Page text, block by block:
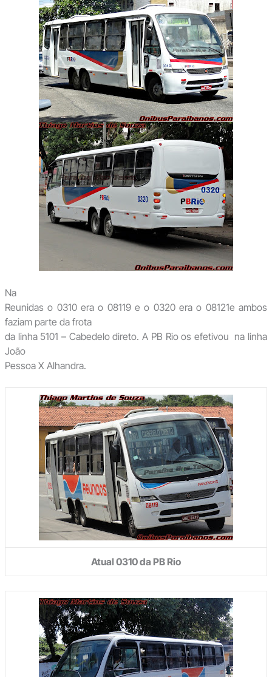
Na
Reunidas o 0310 era o 08119 e o 0320 era o 08121e ambos
faziam parte da frota
da linha 5101 – Cabedelo direto. A PB Rio os efetivou na linha
João
Pessoa X Alhandra.
Atual 0310 da PB Rio